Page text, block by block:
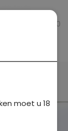
0
moet u 18